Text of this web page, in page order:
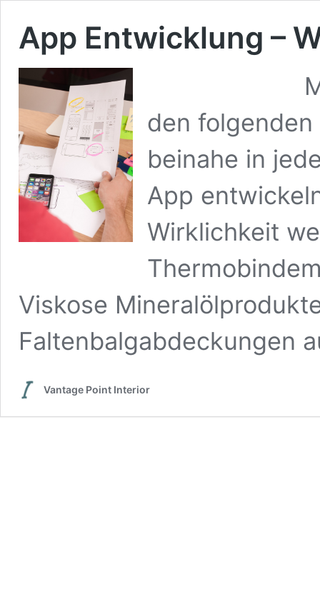
App Entwicklung –
Mehr
den
beinahe in
App
Wirklichkeit
Viskose
Faltenbalgabdeckungen
Vantage Point Interior